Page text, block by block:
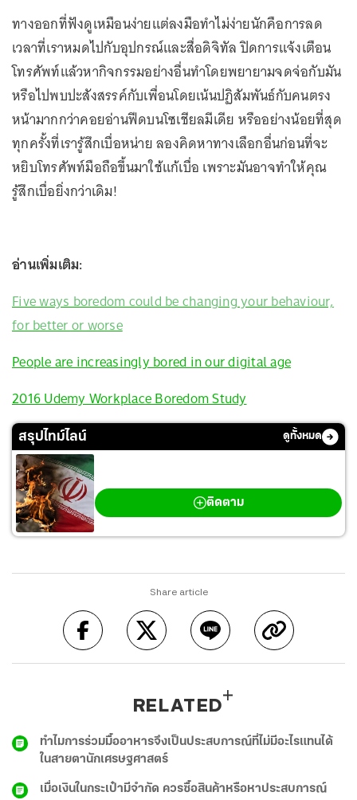
ทางออกที่ฟังดูเหมือนง่ายแต่ลงมือทำไม่ง่ายนักคือการลด
เวลาที่เราหมดไปกับอุปกรณ์และสื่อดิจิทัล ปิดการแจ้งเตือน
โทรศัพท์แล้วหากิจกรรมอย่างอื่นทำโดยพยายามจดจ่อกับมัน
หรือไปพบปะสังสรรค์กับเพื่อนโดยเน้นปฏิสัมพันธ์กับคนตรง
หน้ามากกว่าคอยอ่านฟีดบนโซเชียลมีเดีย หรืออย่างน้อยที่สุด
ทุกครั้งที่เรารู้สึกเบื่อหน่าย ลองคิดหาทางเลือกอื่นก่อนที่จะ
หยิบโทรศัพท์มือถือขึ้นมาใช้แก้เบื่อ เพราะมันอาจทำให้คุณ
รู้สึกเบื่อยิ่งกว่าเดิม!
อ่านเพิ่มเติม:
Five ways boredom could be changing your behaviour,
for better or worse
People are increasingly bored in our digital age
2016 Udemy Workplace Boredom Study
สรุปไทม์ไลน์ ดูทั้งหมด
ติดตาม
Share article
RELATED
ทำไมการร่วมมื้ออาหารจึงเป็นประสบการณ์ที่ไม่มีอะไรแทนได้
ในสายตานักเศรษฐศาสตร์
เมื่อเงินในกระเป๋ามีจำกัด ควรซื้อสินค้าหรือหาประสบการณ์